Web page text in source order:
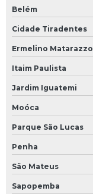
Belém
Cidade Tiradentes
Ermelino Matarazzo
Itaim Paulista
Jardim Iguatemi
Moóca
Parque São Lucas
Penha
São Mateus
Sapopemba